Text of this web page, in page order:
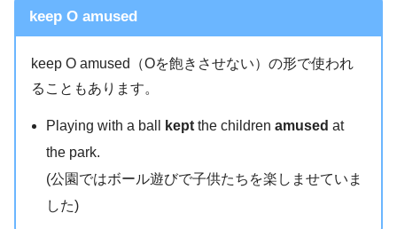
keep O amused
keep O amused（Oを飽きさせない）の形で使われ
ることもあります。
Playing with a ball kept the childrenamused at
the park.
(公園ではボール遊びで子供たちを楽しませていま
した)